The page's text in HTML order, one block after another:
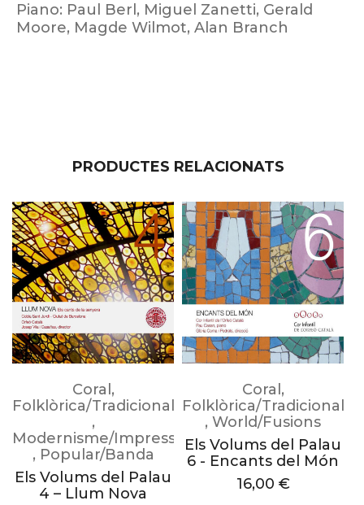
Piano: Paul Berl, Miguel Zanetti, Gerald
Moore, Magde Wilmot, Alan Branch
PRODUCTES RELACIONATS
Coral ,
Folklòrica/Tradicional
,
Modernisme/Impressionisme
, Popular/Banda
Els Volums del Palau
4 – Llum Nova
Coral ,
Folklòrica/Tradicional
, World/Fusions
Els Volums del Palau
6 - Encants del Món
16,00 €